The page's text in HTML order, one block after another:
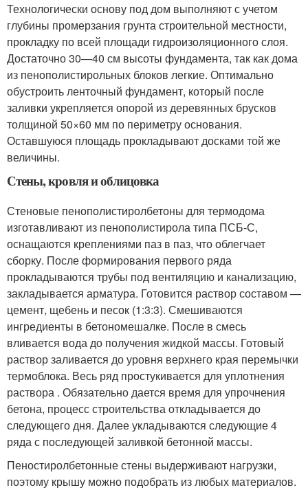
Технологически основу под дом выполняют с учетом
глубины промерзания грунта строительной местности,
прокладку по всей площади гидроизоляционного слоя.
Достаточно 30—40 см высоты фундамента, так как дома
из пенополистирольных блоков легкие. Оптимально
обустроить ленточный фундамент, который после
заливки укрепляется опорой из деревянных брусков
толщиной 50×60 мм по периметру основания.
Оставшуюся площадь прокладывают досками той же
величины.
Стены, кровля и облицовка
Стеновые пенополистиролбетоны для термодома
изготавливают из пенополистирола типа ПСБ-С,
оснащаются креплениями паз в паз, что облегчает
сборку. После формирования первого ряда
прокладываются трубы под вентиляцию и канализацию,
закладывается арматура. Готовится раствор составом —
цемент, щебень и песок (1:3:3). Смешиваются
ингредиенты в бетономешалке. После в смесь
вливается вода до получения жидкой массы. Готовый
раствор заливается до уровня верхнего края перемычки
термоблока. Весь ряд простукивается для уплотнения
раствора . Обязательно дается время для упрочнения
бетона, процесс строительства откладывается до
следующего дня. Далее укладываются следующие 4
ряда с последующей заливкой бетонной массы.
Пеностиролбетонные стены выдерживают нагрузки,
поэтому крышу можно подобрать из любых материалов.